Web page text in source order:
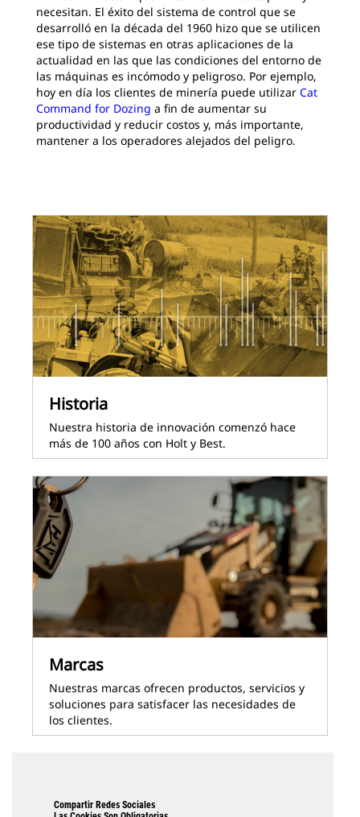
necesitan. El éxito del sistema de control que se
desarrolló en la década del 1960 hizo que se utilicen
ese tipo de sistemas en otras aplicaciones de la
actualidad en las que las condiciones del entorno de
las máquinas es incómodo y peligroso. Por ejemplo,
hoy en día los clientes de minería puede utilizar Cat
Command for Dozing a fin de aumentar su
productividad y reducir costos y, más importante,
mantener a los operadores alejados del peligro.
Historia
Nuestra historia de innovación comenzó hace
más de 100 años con Holt y Best.
Marcas
Nuestras marcas ofrecen productos, servicios y
soluciones para satisfacer las necesidades de
los clientes.
Compartir Redes Sociales